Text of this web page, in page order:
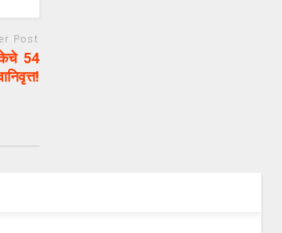
Post
54